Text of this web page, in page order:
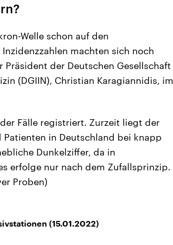
Welle schon auf den
machten sich noch
Präsident der Deutschen Gesellschaft
(DGIIN), Christian Karagiannidis, im
Fälle registriert. Zurzeit liegt der
in Deutschland bei knapp
Dunkelziffer, da in
erfolge nur nach dem Zufallsprinzip.
Proben)
(15.01.2022)